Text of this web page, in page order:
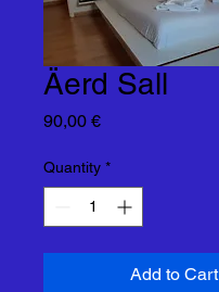
Äerd Sall
90,00 €Price
Quantity *
Add to Cart